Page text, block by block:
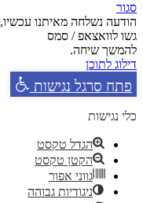
סגור
הודעה נשלחה מאיתנו עכשיו,
גשו לוואצאפ / סמס
להמשך שיחה.
דילוג לתוכן
פתח סרגל נגישות
כלי נגישות
הגדל טקסט
הקטן טקסט
גווני אפור
ניגודיות גבוהה